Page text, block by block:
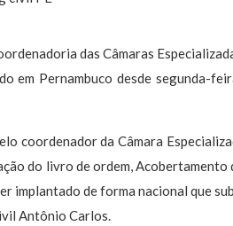
das Câmaras
em Pernambuco desde segunda-
coordenador da Câmara
do livro de ordem,
implantado de forma nacional que
Antônio Carlos.